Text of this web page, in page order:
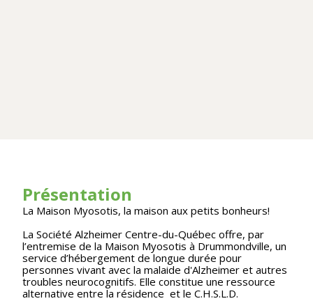
Présentation
La Maison Myosotis, la maison aux petits bonheurs!
La Société Alzheimer Centre-du-Québec offre, par
l’entremise de la Maison Myosotis à Drummondville, un
service d’hébergement de longue durée pour
personnes vivant avec la malaide d'Alzheimer et autres
troubles neurocognitifs. Elle constitue une ressource
alternative entre la résidence et le C.H.S.L.D.